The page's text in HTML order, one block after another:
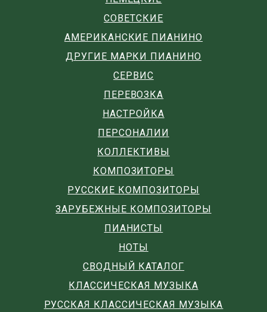
СОВЕТСКИЕ
АМЕРИКАНСКИЕ ПИАНИНО
ДРУГИЕ МАРКИ ПИАНИНО
СЕРВИС
ПЕРЕВОЗКА
НАСТРОЙКА
ПЕРСОНАЛИИ
КОЛЛЕКТИВЫ
КОМПОЗИТОРЫ
РУССКИЕ КОМПОЗИТОРЫ
ЗАРУБЕЖНЫЕ КОМПОЗИТОРЫ
ПИАНИСТЫ
НОТЫ
СВОДНЫЙ КАТАЛОГ
КЛАССИЧЕСКАЯ МУЗЫКА
РУССКАЯ КЛАССИЧЕСКАЯ МУЗЫКА